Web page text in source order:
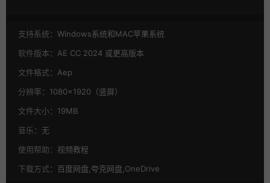
支持系统： Windows系统和MAC苹果系统
软件版本： AE CC 2024 或更高版本
文件格式： Aep
分辨率： 1080×1920（竖屏）
文件大小： 19MB
音乐： 无
使用帮助： 视频教程
下载方式： 百度网盘,夸克网盘,OneDrive